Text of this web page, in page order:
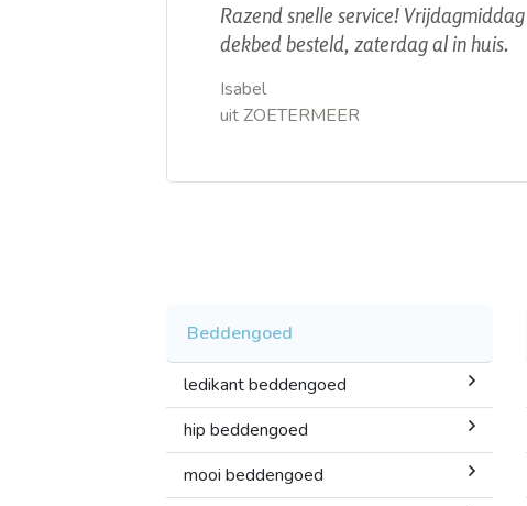
Razend snelle service!
dekbed besteld, zaterdag al in huis.
Isabel
uit ZOETERMEER
Beddengoed
ledikant beddengoed
hip beddengoed
mooi beddengoed